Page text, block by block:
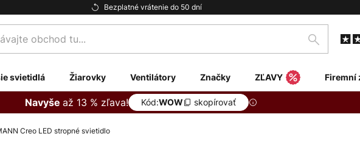
Bezplatné vrátenie do 50 dní
Hľadať
svietidlá Žiarovky Ventilátory Značky ZĽAVY Firemní
Navyše až 13 % zľava! Kód:WOW skopírovať
Creo LED stropné svietidlo